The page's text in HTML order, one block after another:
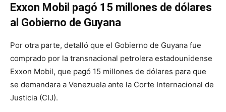
Exxon Mobil pagó 15 millones de dólares
al Gobierno de Guyana
Por otra parte, detalló que el Gobierno de Guyana fue
comprado por la transnacional petrolera estadounidense
Exxon Mobil, que pagó 15 millones de dólares para que
se demandara a Venezuela ante la Corte Internacional de
Justicia (CIJ).